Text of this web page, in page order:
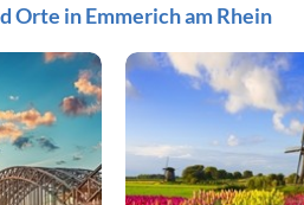
Orte in Emmerich am Rhein